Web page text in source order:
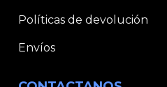
Políticas de devolución
Envíos